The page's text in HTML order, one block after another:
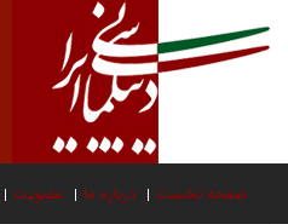
صفحه نخست درباره ما عضویت